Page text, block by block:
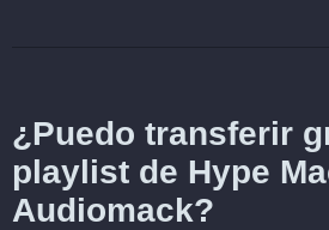
¿Puedo transferir
playlist de Hype
Audiomack?